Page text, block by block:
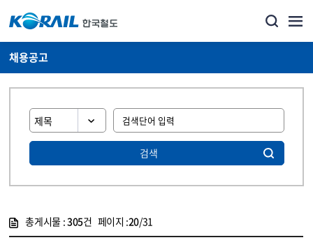
채용공고
검색
총게시물 :305건 페이지 :20/31